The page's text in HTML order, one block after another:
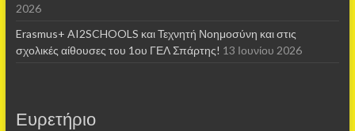
2026
Erasmus+ AI2SCHOOLS και Τεχνητή Νοημοσύνη και στις
σχολικές αίθουσες τoυ 1ου ΓΕΛ Σπάρτης! 13 Ιουνίου 2026
Ευρετήριο